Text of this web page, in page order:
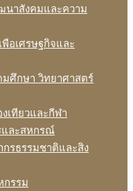
นาสังคมและความ
อเศรษฐกิจและ
มศึกษา วิทยาศาสตร์
เทียวและกีฬา
และสหกรณ์
กรธรรมชาติและสิง
กรรม